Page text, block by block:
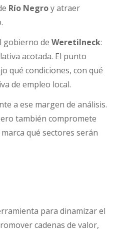
Río Negroy atraer
gobierno deWeretilneck:
acotada. El punto
qué condiciones, con qué
de empleo local.
a ese margen de análisis.
también compromete
qué sectores serán
para dinamizar el
cadenas de valor,